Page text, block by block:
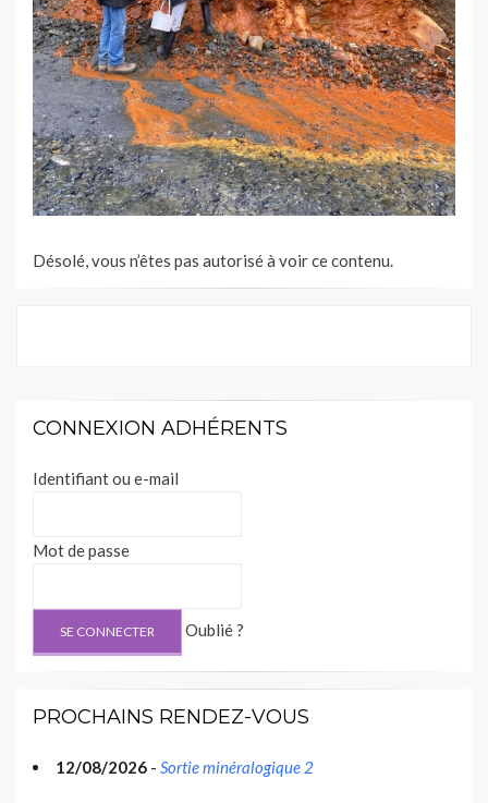
Désolé, vous n’êtes pas autorisé à voir ce contenu.
CONNEXION ADHÉRENTS
Identifiant ou e-mail
Mot de passe
Oublié ?
PROCHAINS RENDEZ-VOUS
12/08/2026 - Sortie minéralogique 2